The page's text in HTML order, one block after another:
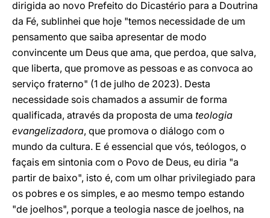
dirigida ao novo Prefeito do Dicastério para a Doutrina
da Fé, sublinhei que hoje "temos necessidade de um
pensamento que saiba apresentar de modo
convincente um Deus que ama, que perdoa, que salva,
que liberta, que promove as pessoas e as convoca ao
serviço fraterno" (1 de julho de 2023). Desta
necessidade sois chamados a assumir de forma
qualificada, através da proposta de uma teologia
evangelizadora, que promova o diálogo com o
mundo da cultura. E é essencial que vós, teólogos, o
façais em sintonia com o Povo de Deus, eu diria "a
partir de baixo", isto é, com um olhar privilegiado para
os pobres e os simples, e ao mesmo tempo estando
"de joelhos", porque a teologia nasce de joelhos, na